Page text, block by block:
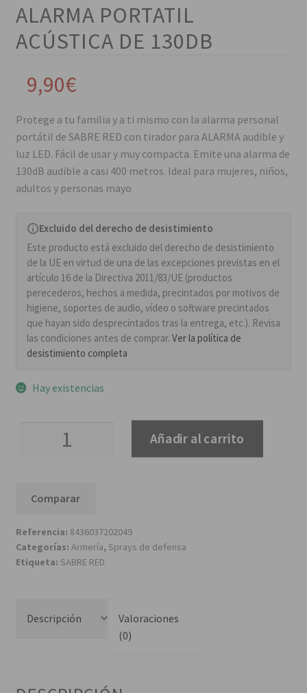
ALARMA PORTATIL
ACÚSTICA DE 130DB
9,90€
Protege a tu familia y a ti mismo con la alarma personal
portátil de SABRE RED con tirador para ALARMA audible y
luz LED. Fácil de usar y muy compacta. Emite una alarma de
130dB audible a casi 400 metros. Ideal para mujeres, niños,
adultos y personas mayo
Excluido del derecho de desistimiento
Este producto está excluido del derecho de desistimiento
de la UE en virtud de una de las excepciones previstas en el
artículo 16 de la Directiva 2011/83/UE (productos
perecederos, hechos a medida, precintados por motivos de
higiene, soportes de audio, vídeo o software precintados
que hayan sido desprecintados tras la entrega, etc.). Revisa
las condiciones antes de comprar. Ver la política de
desistimiento completa
Hay existencias
130db
Añadir al carrito
Comparar
Referencia: 8436037202049
Categorías: Armería, Sprays de defensa
Etiqueta: SABRE RED
Descripción
Valoraciones
(0)